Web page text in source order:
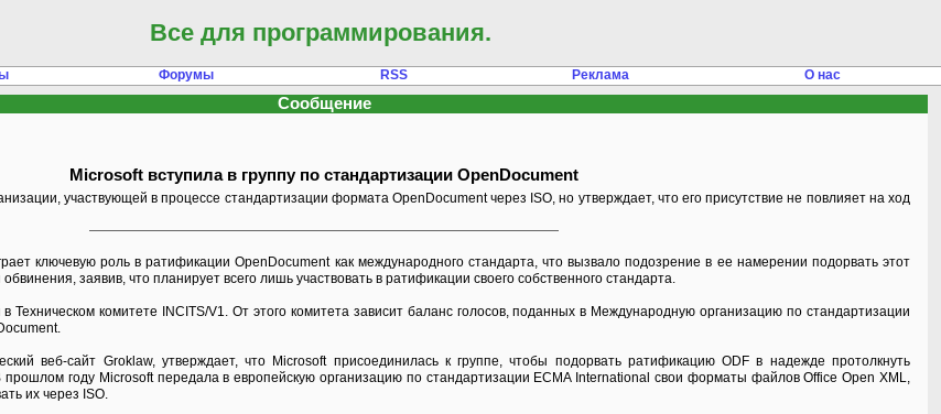
Все для программирования.
Форумы RSS Реклама О нас
Сообщение
Microsoft вступила в группу по стандартизации OpenDocument
участвующей в процессе стандартизации формата OpenDocument через ISO, но утверждает, что его присутствие не повлияет на ход
ключевую роль в ратификации OpenDocument как международного стандарта, что вызвало подозрение в ее намерении подорвать этот
заявив, что планирует всего лишь участвовать в ратификации своего собственного стандарта.
Техническом комитете INCITS/V1. От этого комитета зависит баланс голосов, поданных в Международную организацию по стандартизации
веб-сайт Groklaw, утверждает, что Microsoft присоединилась к группе, чтобы подорвать ратификацию ODF в надежде протолкнуть
году Microsoft передала в европейскую организацию по стандартизации ECMA International свои форматы файлов Office Open XML,
их через ISO.